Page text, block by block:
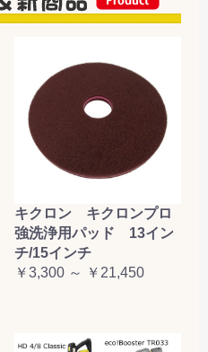
キクロン キクロンプロ
強洗浄用パッド 13イン
チ/15インチ
￥3,300 ～ ￥21,450